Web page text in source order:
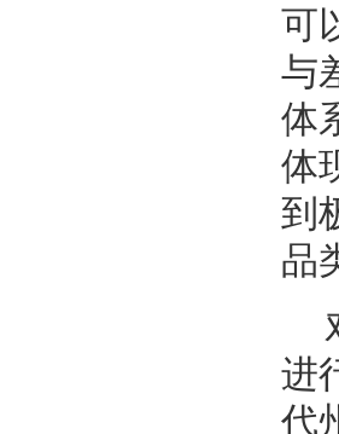
可
与
体
体
到
品
进
代